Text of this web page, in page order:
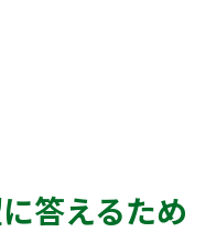
答えるため